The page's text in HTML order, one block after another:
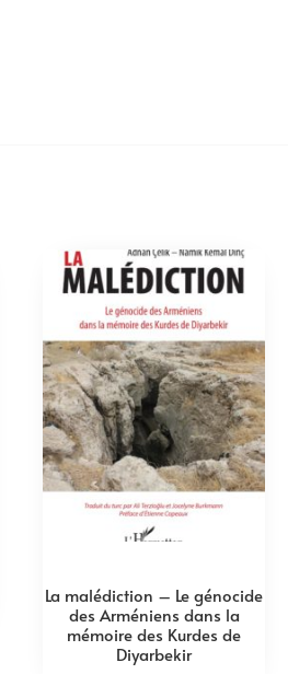
La malédiction – Le génocide
des Arméniens dans la
mémoire des Kurdes de
Diyarbekir